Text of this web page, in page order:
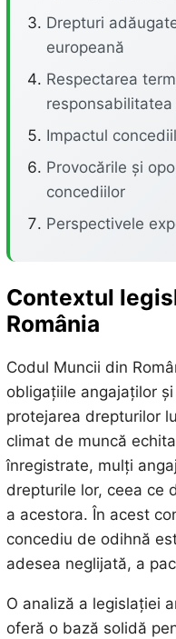
Drepturi
europeană
Respectarea
Impactul
Provocările și
concediilor
Perspectivele
Contextul
România
Codul Muncii din
obligațiile angajaților
protejarea drepturilor
climat de muncă
înregistrate, mulți
drepturile lor, ceea ce
a acestora. În acest
concediu de odihnă
adesea neglijată, a
O analiză a legislației
oferă o bază solidă